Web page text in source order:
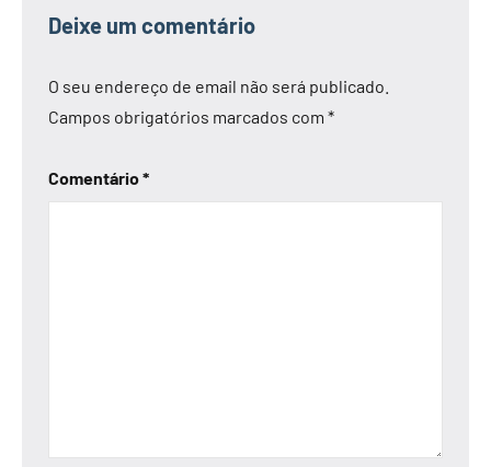
Deixe um comentário
O seu endereço de email não será publicado.
Campos obrigatórios marcados com *
Comentário*